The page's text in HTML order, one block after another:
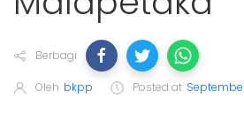
Berbagi
Oleh bkpp Posted at